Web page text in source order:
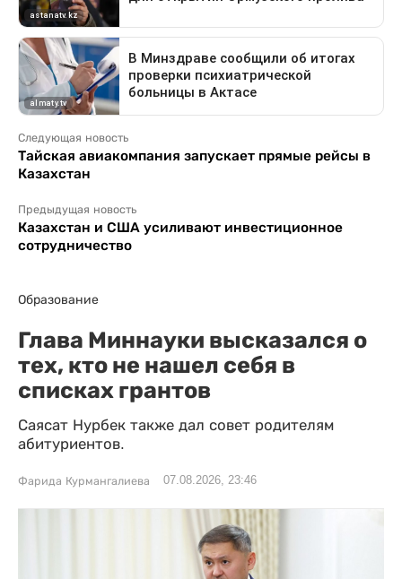
Следующая новость
Тайская авиакомпания запускает прямые рейсы в
Казахстан
Предыдущая новость
Казахстан и США усиливают инвестиционное
сотрудничество
Образование
Глава Миннауки высказался о
тех, кто не нашел себя в
списках грантов
Саясат Нурбек также дал совет родителям
абитуриентов.
Фарида Курмангалиева 07.08.2026, 23:46